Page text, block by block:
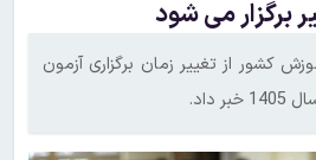
کشور از تغییر زمان برگزاری آزمون
داد.